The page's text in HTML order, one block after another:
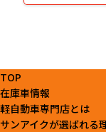
TOP
在庫車情報
軽自動車専門店とは
サンアイクが選ばれる